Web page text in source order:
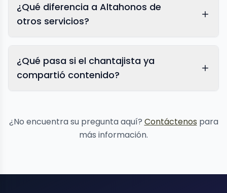
¿Qué diferencia a Altahonos de
otros servicios?
¿Qué pasa si el chantajista ya
compartió contenido?
¿No encuentra su pregunta aquí? Contáctenos para
más información.